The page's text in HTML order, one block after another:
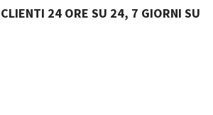
24 ORE SU 24, 7 GIORNI SU